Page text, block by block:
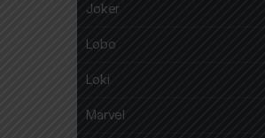
Joker
Lobo
Loki
Marvel